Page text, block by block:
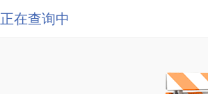
正在查询中